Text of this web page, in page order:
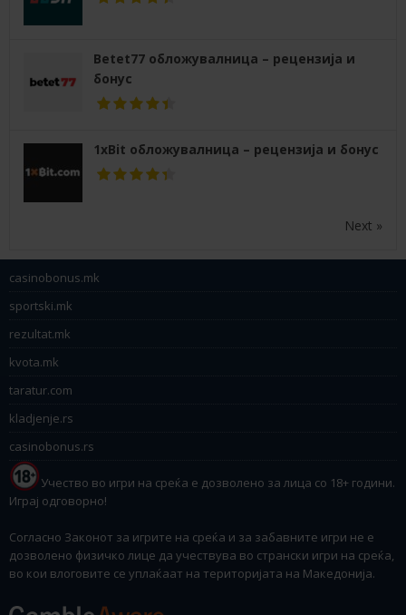
Betet77 обложувалница – рецензија и
бонус
1xBit обложувалница – рецензија и бонус
Next »
casinobonus.mk
sportski.mk
rezultat.mk
kvota.mk
taratur.com
kladjenje.rs
casinobonus.rs
Учество во игри на среќа е дозволено за лица со 18+ години.
Играј одговорно!
Согласно Законот за игрите на среќа и за забавните игри не е
дозволено физичко лице да учествува во странски игри на среќа,
во кои влоговите се уплаќаат на територијата на Македонија.